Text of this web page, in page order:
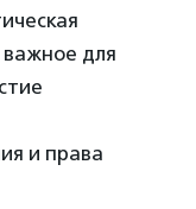
для
и права